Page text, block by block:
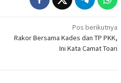
Pos berikutnya
Rakor Bersama Kades dan TP PKK,
Ini Kata Camat Toari